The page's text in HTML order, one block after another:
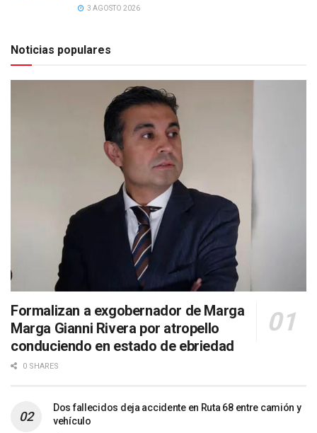
3 AGOSTO 2026
Noticias populares
Formalizan a exgobernador de Marga
Marga Gianni Rivera por atropello
conduciendo en estado de ebriedad
0 SHARES
Dos fallecidos deja accidente en Ruta 68 entre camión y
vehículo